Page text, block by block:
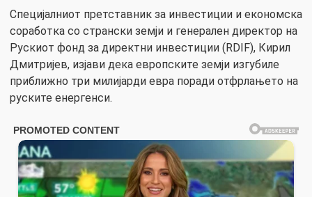
Специјалниот претставник за инвестиции и економска
соработка со странски земји и генерален директор на
Рускиот фонд за директни инвестиции (RDIF), Кирил
Дмитријев, изјави дека европските земји изгубиле
приближно три милијарди евра поради отфрлањето на
руските енергенси.